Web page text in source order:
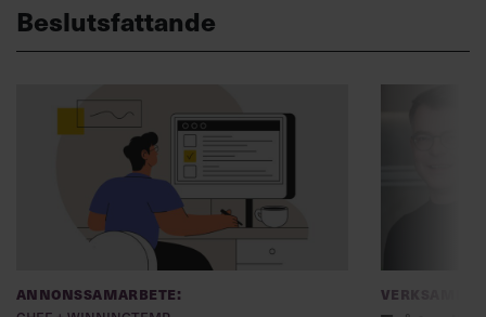
Beslutsfattande
Annonssamarbete: